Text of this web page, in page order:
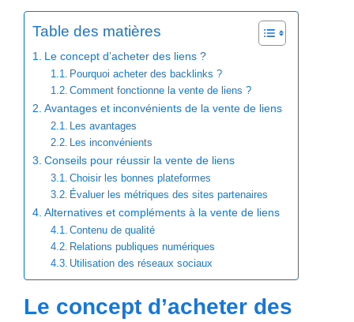
Table des matières
Le concept d’acheter des liens ?
Pourquoi acheter des backlinks ?
Comment fonctionne la vente de liens ?
Avantages et inconvénients de la vente de liens
Les avantages
Les inconvénients
Conseils pour réussir la vente de liens
Choisir les bonnes plateformes
Évaluer les métriques des sites partenaires
Alternatives et compléments à la vente de liens
Contenu de qualité
Relations publiques numériques
Utilisation des réseaux sociaux
Le concept d’acheter des